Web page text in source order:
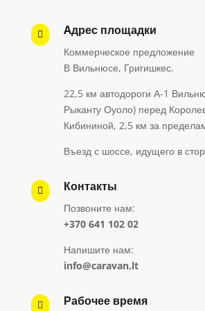
 Aдрес площадки
Коммерческое предложение
В Вильнюсе, Григишкес.
22,5 км автодороги А-1
Рыканту Оуоло) перед
Кибининой, 2,5 км за
Въезд с шоссе, идущего в
 Контакты
Позвоните нам:
+370 641 102 02
Напишите нам:
info@caravan.lt
 Рабочее время